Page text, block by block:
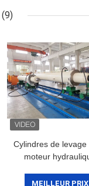
(9)
Cylindres de levage
moteur
plate générale
MEILLEUR PRIX